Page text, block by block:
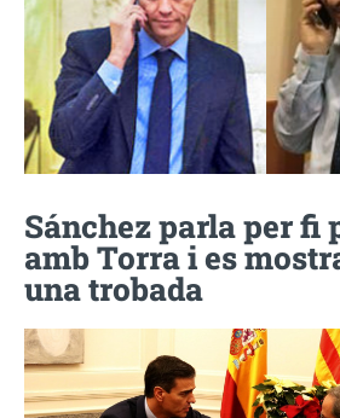
Sánchez parla per fi
amb Torra i es
una trobada